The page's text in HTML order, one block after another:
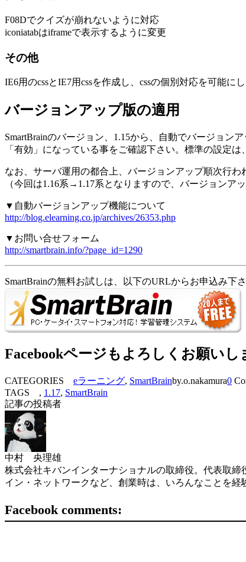
F08Dでクイズが崩れないように対応
iconiatabはiframeで表示するように変更
その他
IE6用のcssとIE7用cssを作成し、cssの個別対応を可能に
バージョンアップ版の適用
SmartBrainのバージョン、1.15から、自動でバージョ
「有効」になっている事をご確認下さい。標準の設定
なお、サーバ運用の都合上、バージョンアップ順次行
（今回は1.16系→1.17系となりますので、バージョンア
▼自動バージョンアップ機能について
http://blog.elearning.co.jp/archives/26353.php
▼お問い合せフォーム
http://smartbrain.info/?page_id=1290
SmartBrainの無料お試しは、以下のURLからお申込み下さ
Facebookページもよろしくお願いし
CATEGORIES eラーニング, SmartBrainby.o.nakamura0
TAGS , 1.17, SmartBrain
記事の投稿者
中村 央理雄
株式会社キバンインターナショナルの取締役。代表取
イン・ネットワークなど、創業時は、いろんなことを
Facebook comments: